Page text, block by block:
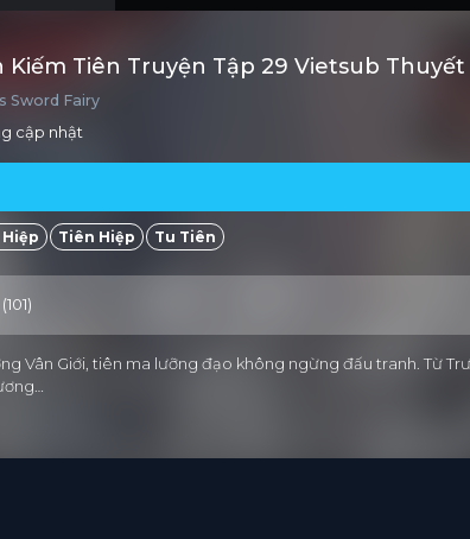
Kiếm Tiên Truyện Tập 29 Vietsub
Sword Fairy
cập nhật
Hiệp Tiên Hiệp Tu Tiên
Vân Giới, tiên ma lưỡng đạo không ngừng đấu tranh. Từ